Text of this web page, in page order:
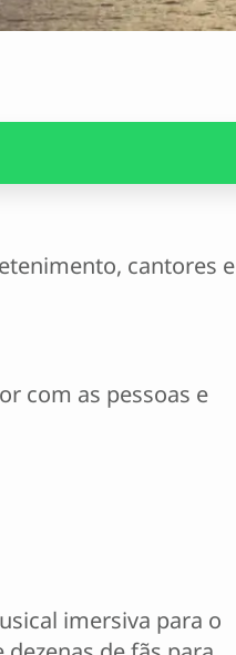
cantores e
com as pessoas e
imersiva para o